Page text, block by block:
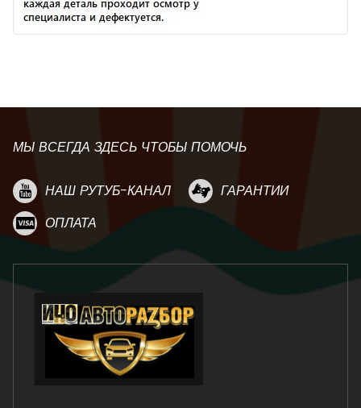
МЫ ВСЕГДА ЗДЕСЬ ЧТОБЫ ПОМОЧЬ
НАШ РУТУБ-КАНАЛ
ГАРАНТИИ
ОПЛАТА